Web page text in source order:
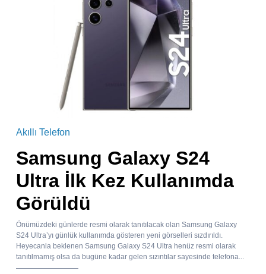
Akıllı Telefon
Samsung Galaxy S24
Ultra İlk Kez Kullanımda
Görüldü
Önümüzdeki günlerde resmi olarak tanıtılacak olan Samsung Galaxy
S24 Ultra’yı günlük kullanımda gösteren yeni görselleri sızdırıldı.
Heyecanla beklenen Samsung Galaxy S24 Ultra henüz resmi olarak
tanıtılmamış olsa da bugüne kadar gelen sızıntılar sayesinde telefona...